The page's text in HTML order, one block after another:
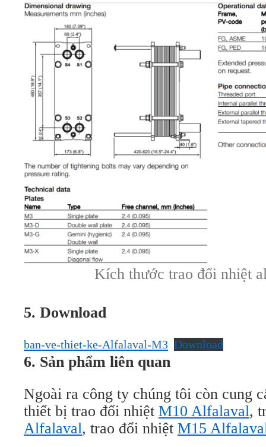
Kích thước trao đổi nhiệt
5. Download
ban-ve-thiet-ke-Alfalaval-M3 Download
6. Sản phẩm liên quan
Ngoài ra công ty chúng tôi còn cung
thiết bị trao đổi nhiệt M10 Alfalaval,
Alfalaval, trao đổi nhiệt M15